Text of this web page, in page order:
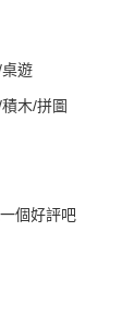
遊
木/拼圖
個好評吧